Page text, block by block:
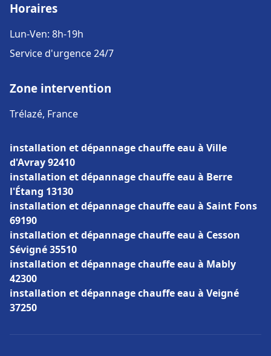
Horaires
Lun-Ven: 8h-19h
Service d'urgence 24/7
Zone intervention
Trélazé, France
installation et dépannage chauffe eau à Ville
d'Avray 92410
installation et dépannage chauffe eau à Berre
l'Étang 13130
installation et dépannage chauffe eau à Saint Fons
69190
installation et dépannage chauffe eau à Cesson
Sévigné 35510
installation et dépannage chauffe eau à Mably
42300
installation et dépannage chauffe eau à Veigné
37250